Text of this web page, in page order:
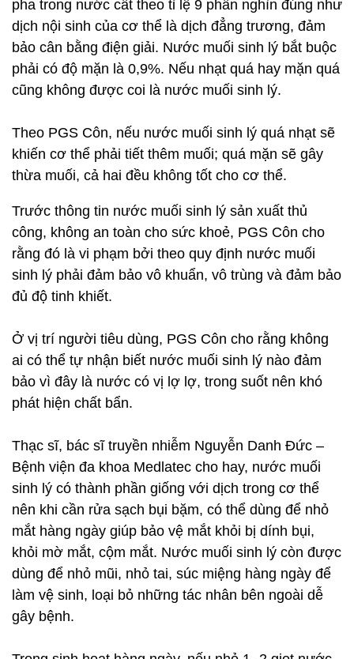
pha trong nước cất theo tỉ lệ 9 phần nghìn đúng như
dịch nội sinh của cơ thể là dịch đẳng trương, đảm
bảo cân bằng điện giải. Nước muối sinh lý bắt buộc
phải có độ mặn là 0,9%. Nếu nhạt quá hay mặn quá
cũng không được coi là nước muối sinh lý.
Theo PGS Côn, nếu nước muối sinh lý quá nhạt sẽ
khiến cơ thể phải tiết thêm muối; quá mặn sẽ gây
thừa muối, cả hai đều không tốt cho cơ thể.
Trước thông tin nước muối sinh lý sản xuất thủ
công, không an toàn cho sức khoẻ, PGS Côn cho
rằng đó là vi phạm bởi theo quy định nước muối
sinh lý phải đảm bảo vô khuẩn, vô trùng và đảm bảo
đủ độ tinh khiết.
Ở vị trí người tiêu dùng, PGS Côn cho rằng không
ai có thể tự nhận biết nước muối sinh lý nào đảm
bảo vì đây là nước có vị lợ lợ, trong suốt nên khó
phát hiện chất bẩn.
Thạc sĩ, bác sĩ truyền nhiễm Nguyễn Danh Đức –
Bệnh viện đa khoa Medlatec cho hay, nước muối
sinh lý có thành phần giống với dịch trong cơ thể
nên khi cần rửa sạch bụi bặm, có thể dùng để nhỏ
mắt hàng ngày giúp bảo vệ mắt khỏi bị dính bụi,
khỏi mờ mắt, cộm mắt. Nước muối sinh lý còn được
dùng để nhỏ mũi, nhỏ tai, súc miệng hàng ngày để
làm vệ sinh, loại bỏ những tác nhân bên ngoài dễ
gây bệnh.